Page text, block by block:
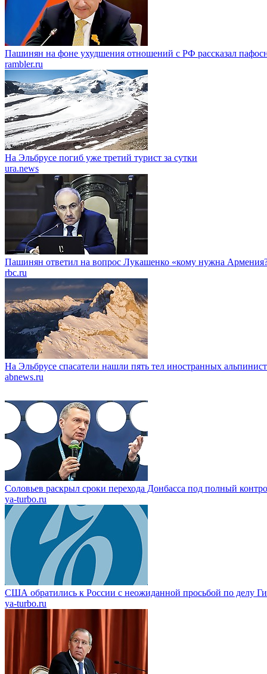
Пашинян на фоне ухудшения отношений с РФ рассказал
rambler.ru
На Эльбрусе погиб уже третий турист за сутки
ura.news
Пашинян ответил на вопрос Лукашенко «кому нужна
rbc.ru
На Эльбрусе спасатели нашли пять тел иностранных
abnews.ru
Соловьев раскрыл сроки перехода Донбасса под полный
ya-turbo.ru
США обратились к России с неожиданной просьбой по делу
ya-turbo.ru